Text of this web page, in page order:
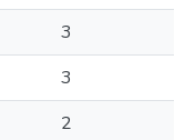
3
3
2